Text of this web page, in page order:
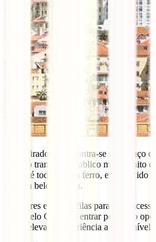
Este miradouro encontra-se no terraço
que é o transporte publico mais bonito
Eiffel, é todo ele em ferro, enriquecido
de uma beleza única.
Se queres evitar as filas para teres
subir pelo Chiado e entrar pelo lado
vai-te elevar a experiência a outro